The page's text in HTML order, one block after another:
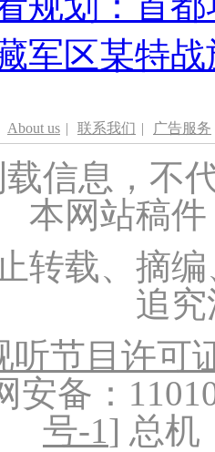
军区某特
About us | 联系我们 | 广告服务
信息，不
本网站稿
转载、摘
追
听节目许可
安备：
号-1] 总机